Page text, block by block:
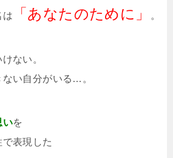
は 「あなたのために」 。
ない。
い自分がいる…。
いを
表現した